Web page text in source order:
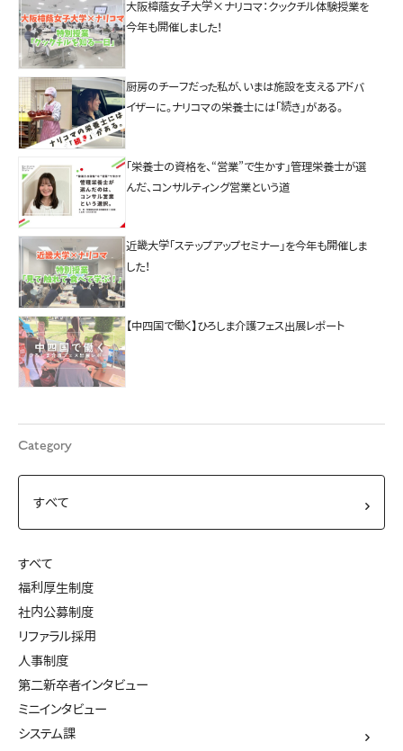
大阪樟蔭女子大学×ナリコマ：クックチル体験授業を
今年も開催しました！
厨房のチーフだった私が、いまは施設を支えるアドバ
イザーに。ナリコマの栄養士には「続き」がある。
「栄養士の資格を、“営業”で生かす」管理栄養士が選
んだ、コンサルティング営業という道
近畿大学「ステップアップセミナー」を今年も開催しま
した！
【中四国で働く】ひろしま介護フェス出展レポート
Category
すべて
福利厚生制度
社内公募制度
リファラル採用
人事制度
第二新卒者インタビュー
ミニインタビュー
システム課